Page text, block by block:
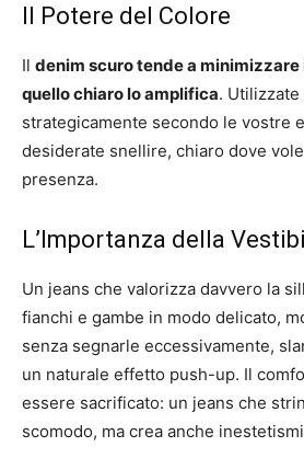
Il Potere del Colore
Il denim scuro tende a minimizzare
quello chiaro lo amplifica.
strategicamente secondo le vostre
desiderate snellire, chiaro dove
presenza.
L’Importanza della
Un jeans che valorizza davvero la
fianchi e gambe in modo delicato,
senza segnarle eccessivamente,
un naturale effetto push-up. Il
essere sacrificato: un jeans che
scomodo, ma crea anche